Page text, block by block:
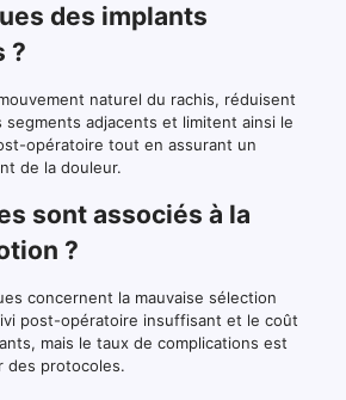
des implants
?
naturel du rachis, réduisent
segments adjacents et limitent ainsi le
opératoire tout en assurant un
de la douleur.
sont associés à la
?
concernent la mauvaise sélection
post-opératoire insuffisant et le coût
mais le taux de complications est
des protocoles.